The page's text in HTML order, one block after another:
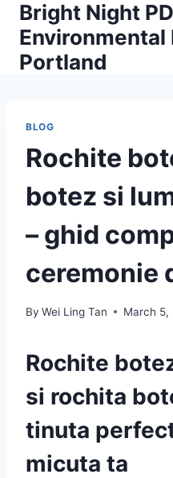
Skip
content
Bright Night
Environmental
Portland
BLOG
Rochite
botez si
– ghid
ceremonie
By Wei Ling Tan March 5,
Rochite
si rochita
tinuta
micuta ta